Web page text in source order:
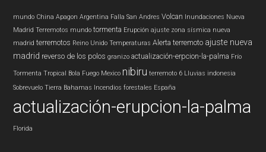
mundo China Apagon Argentina Falla San Andres Volcan Inundaciones Nueva
Madrid Terremotos mundo tormenta Erupción ajuste zona sísmica nueva
madrid terremotos Reino Unido Temperaturas Alerta terremoto ajuste nueva
madrid reverso de los polos granizo actualización-erpcion-la-palma Frío
Tormenta Tropical Bola Fuego Mexico nibiru terremoto 6 Lluvias indonesia
Sobrevuelo Tierra Bahamas Incendios forestales España
actualización-erupcion-la-palma
Florida